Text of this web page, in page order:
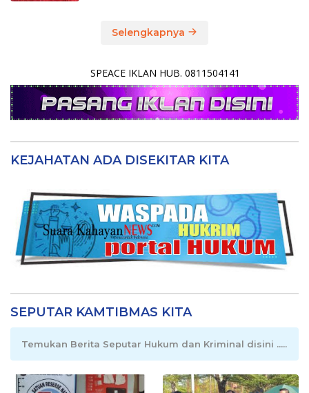
Selengkapnya
SPEACE IKLAN HUB. 0811504141
KEJAHATAN ADA DISEKITAR KITA
SEPUTAR KAMTIBMAS KITA
Temukan Berita Seputar Hukum dan Kriminal disini .....